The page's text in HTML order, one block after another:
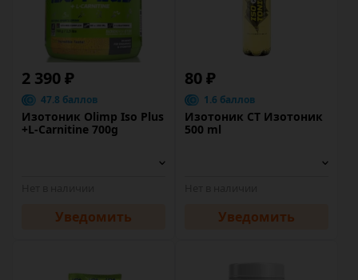
2 390 ₽
47.8 баллов
Изотоник Olimp Iso Plus
+L-Carnitine 700g
Уведомить
80 ₽
1.6 баллов
Изотоник CT Изотоник
500 ml
Уведомить